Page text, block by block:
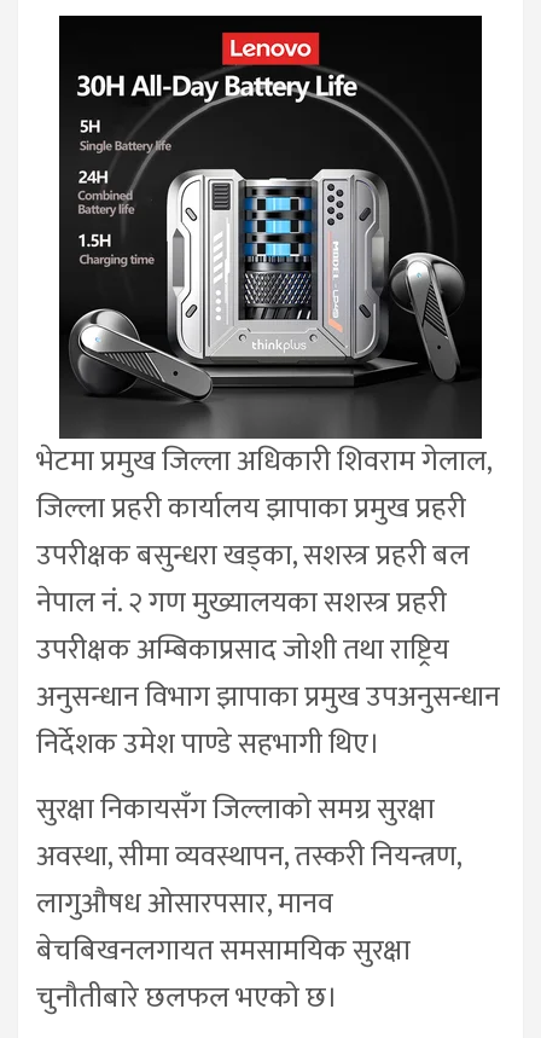
भेटमा प्रमुख जिल्ला अधिकारी शिवराम गेलाल,
जिल्ला प्रहरी कार्यालय झापाका प्रमुख प्रहरी
उपरीक्षक बसुन्धरा खड्का, सशस्त्र प्रहरी बल
नेपाल नं. २ गण मुख्यालयका सशस्त्र प्रहरी
उपरीक्षक अम्बिकाप्रसाद जोशी तथा राष्ट्रिय
अनुसन्धान विभाग झापाका प्रमुख उपअनुसन्धान
निर्देशक उमेश पाण्डे सहभागी थिए।
सुरक्षा निकायसँग जिल्लाको समग्र सुरक्षा
अवस्था, सीमा व्यवस्थापन, तस्करी नियन्त्रण,
लागुऔषध ओसारपसार, मानव
बेचबिखनलगायत समसामयिक सुरक्षा
चुनौतीबारे छलफल भएको छ।